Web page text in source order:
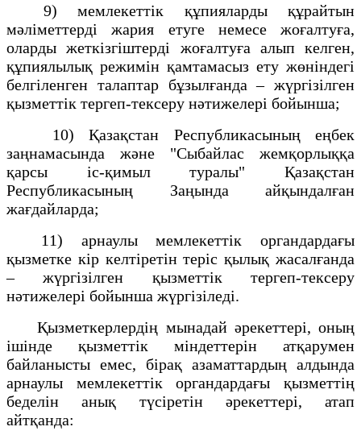
9) мемлекеттік құпияларды құрайтын
мәліметтерді жария етуге немесе жоғалтуға,
оларды жеткізгіштерді жоғалтуға алып келген,
құпиялылық режимін қамтамасыз ету жөніндегі
белгіленген талаптар бұзылғанда – жүргізілген
қызметтік тергеп-тексеру нәтижелері бойынша;
10) Қазақстан Республикасының еңбек
заңнамасында және "Сыбайлас жемқорлыққа
қарсы іс-қимыл туралы" Қазақстан
Республикасының Заңында айқындалған
жағдайларда;
11) арнаулы мемлекеттік органдардағы
қызметке кір келтіретін теріс қылық жасалғанда
– жүргізілген қызметтік тергеп-тексеру
нәтижелері бойынша жүргізіледі.
Қызметкерлердің мынадай әрекеттері, оның
ішінде қызметтік міндеттерін атқарумен
байланысты емес, бірақ азаматтардың алдында
арнаулы мемлекеттік органдардағы қызметтің
беделін анық түсіретін әрекеттері, атап
айтқанда: